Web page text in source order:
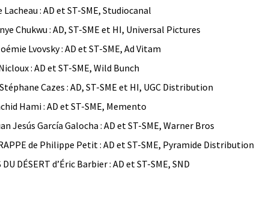
: AD et ST-SME, Studiocanal
Chukwu : AD, ST-SME et HI, Universal Pictures
Lvovsky : AD et ST-SME, Ad Vitam
: AD et ST-SME, Wild Bunch
Stéphane Cazes : AD, ST-SME et HI, UGC Distribution
Hami : AD et ST-SME, Memento
Jesús García Galocha : AD et ST-SME, Warner Bros
de Philippe Petit : AD et ST-SME, Pyramide Distribution
DÉSERT d’Éric Barbier : AD et ST-SME, SND